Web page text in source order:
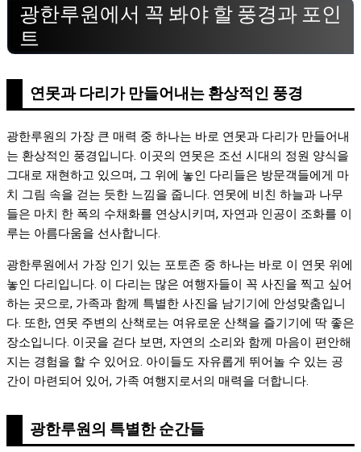
광한루원에서 꼭 봐야 할 풍경과 포인
트
연못과 다리가 만들어내는 환상적인 풍경
광한루원의 가장 큰 매력 중 하나는 바로 연못과 다리가 만들어내
는 환상적인 풍경입니다. 이곳의 연못은 조선 시대의 정원 양식을
그대로 재현하고 있으며, 그 위에 놓인 다리들은 방문객들에게 마
치 그림 속을 걷는 듯한 느낌을 줍니다. 연못에 비친 하늘과 나무
들은 마치 한 폭의 수채화를 연상시키며, 자연과 인공이 조화를 이
루는 아름다움을 선사합니다.
광한루원에서 가장 인기 있는 포토존 중 하나는 바로 이 연못 위에
놓인 다리입니다. 이 다리는 많은 여행자들이 꼭 사진을 찍고 싶어
하는 곳으로, 가족과 함께 특별한 사진을 남기기에 안성맞춤입니
다. 또한, 연못 주변의 산책로는 여유로운 산책을 즐기기에 딱 좋은
장소입니다. 이곳을 걷다 보면, 자연의 소리와 함께 마음이 편안해
지는 경험을 할 수 있어요. 아이들도 자유롭게 뛰어놀 수 있는 공
간이 마련되어 있어, 가족 여행지로서의 매력을 더합니다.
광한루원의 특별한 순간들